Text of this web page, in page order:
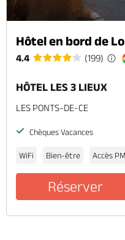
Hôtel en bord de
4.4 (199)
HÔTEL LES 3 LIEUX
LES PONTS-DE-CE
Chèques Vacances
WiFi Bien-être Accès
Réserver